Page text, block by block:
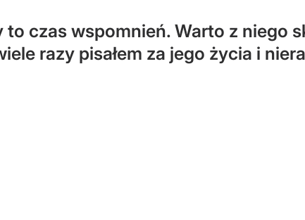
to czas wspomnień. Warto z niego
razy pisałem za jego życia i